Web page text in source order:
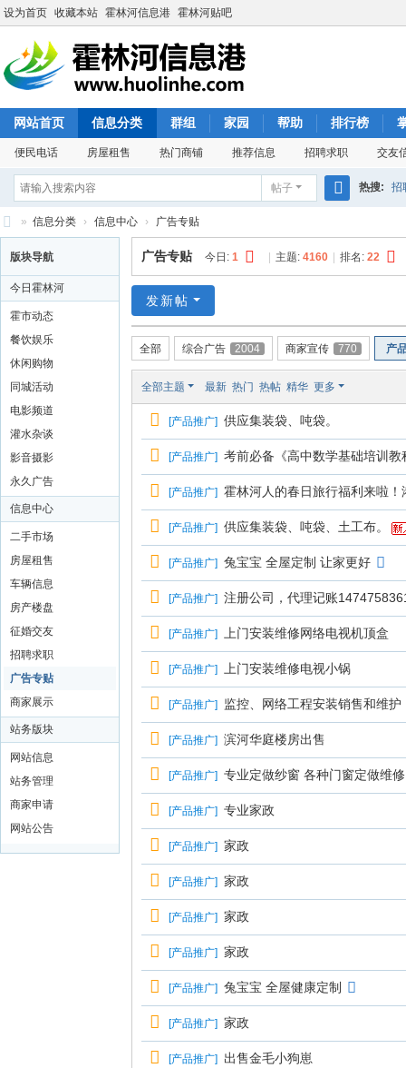
设为首页 收藏本站 霍林河信息港 霍林河贴吧
网站首页 信息分类 群组 家园 帮助 排行榜
便民电话 房屋租售 热门商铺 推荐信息 招聘求职 交友
帖子
索
热搜: 招
霍
林
河
港
» 信息分类 › 信息中心 › 广告专贴
版块导航
今日霍林河
霍市动态
餐饮娱乐
休闲购物
同城活动
电影频道
灌水杂谈
影音摄影
永久广告
信息中心
二手市场
房屋租售
车辆信息
房产楼盘
征婚交友
招聘求职
广告专贴
商家展示
站务版块
网站信息
站务管理
商家申请
网站公告
广告专贴 今日: 1 主题: 4160 排名: 22
发新帖
全部 综合广告 2004 商家宣传 770 产
全部主题 最新 热门 热帖 精华 更多
[产品推广] 供应集装袋、吨袋。
[产品推广] 考前必备《高中数学基础培训
[产品推广] 霍林河人的春日旅行福利来啦
[产品推广] 供应集装袋、吨袋、土工布。
[产品推广] 兔宝宝 全屋定制 让家更好
[产品推广] 注册公司，代理记账
[产品推广] 上门安装维修网络电视机顶盒
[产品推广] 上门安装维修电视小锅
[产品推广] 监控、网络工程安装销售和维护
[产品推广] 滨河华庭楼房出售
[产品推广] 专业定做纱窗 各种门窗定做维修
[产品推广] 专业家政
[产品推广] 家政
[产品推广] 家政
[产品推广] 家政
[产品推广] 家政
[产品推广] 兔宝宝 全屋健康定制
[产品推广] 家政
[产品推广] 出售金毛小狗崽